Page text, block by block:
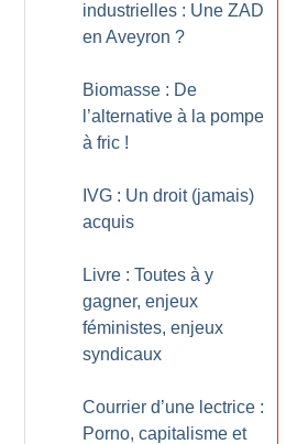
industrielles : Une ZAD
en Aveyron ?
Biomasse : De
l’alternative à la pompe
à fric !
IVG : Un droit (jamais)
acquis
Livre : Toutes à y
gagner, enjeux
féministes, enjeux
syndicaux
Courrier d’une lectrice :
Porno, capitalisme et